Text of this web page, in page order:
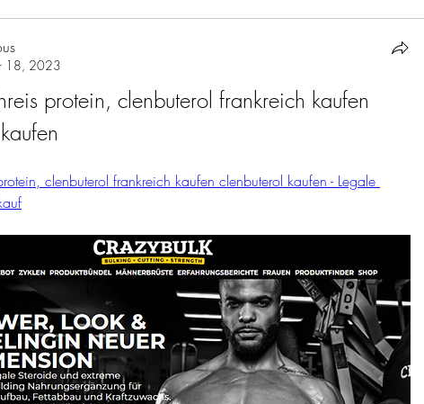
18, 2023
protein, clenbuterol frankreich kaufen
clenbuterol frankreich kaufen clenbuterol kaufen - Legale